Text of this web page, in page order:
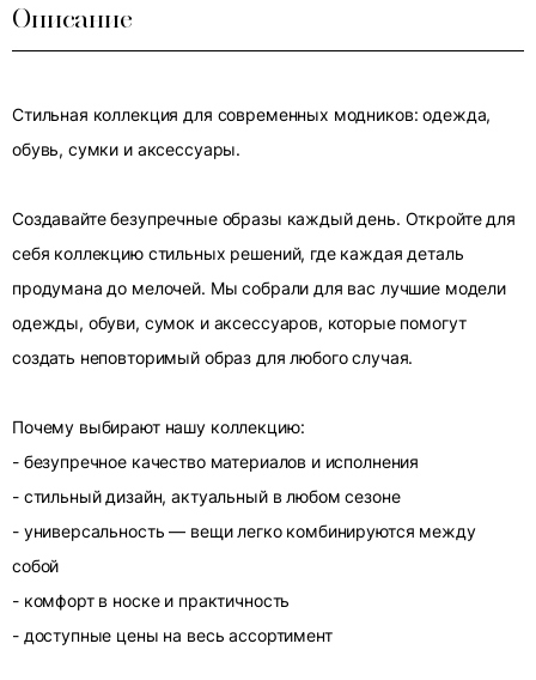
Описание
Стильная коллекция для современных модников: одежда,
обувь, сумки и аксессуары.
Создавайте безупречные образы каждый день. Откройте для
себя коллекцию стильных решений, где каждая деталь
продумана до мелочей. Мы собрали для вас лучшие модели
одежды, обуви, сумок и аксессуаров, которые помогут
создать неповторимый образ для любого случая.
Почему выбирают нашу коллекцию:
- безупречное качество материалов и исполнения
- стильный дизайн, актуальный в любом сезоне
- универсальность — вещи легко комбинируются между
собой
- комфорт в носке и практичность
- доступные цены на весь ассортимент